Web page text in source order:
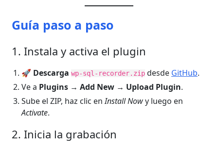
Guía paso a paso
1. Instala y activa el plugin
🚀 Descarga wp-sql-recorder.zip desde GitHub.
Ve a Plugins → Add New → Upload Plugin.
Sube el ZIP, haz clic enInstall Nowy luego en
Activate.
2. Inicia la grabación